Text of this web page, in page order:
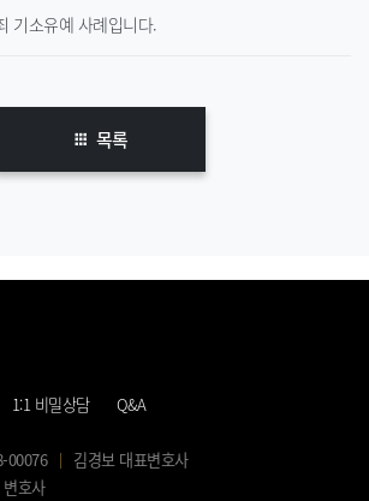
기소유예 사례입니다.
목록
1:1 비밀상담 Q&A
00076
김경보 대표변호사
호사